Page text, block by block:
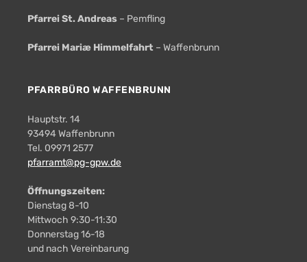
Pfarrei St. Andreas – Pemfling
Pfarrei Mariæ Himmelfahrt – Waffenbrunn
PFARRBÜRO WAFFENBRUNN
Hauptstr. 14
93494 Waffenbrunn
Tel. 09971 2577
pfarramt@pg-gpw.de
Öffnungszeiten:
Dienstag 8-10
Mittwoch 9:30-11:30
Donnerstag 16-18
und nach Vereinbarung